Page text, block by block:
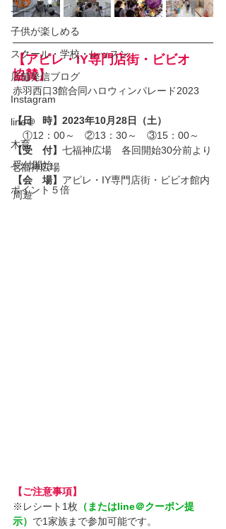
ユニクロ
子供が楽しめる
スクール・学校・レッスン
店舗発信ブログ
Instagram
line＠
木育
七福神広場
ポイント５倍
【アピレ・IY専門店街・ビビオ
協賛】
赤羽西口3館合同ハロウィンパレード2023
【日　時】2023年10月28日（土）
①12：00～　②13：30～　③15：00～
【受　付】 七福神広場　各回開始30分前より
受付開始
【会　場】 アピレ・IY専門店街・ビビオ館内
周遊
【ご注意事項】
※レシート1枚 （またはline＠クーポン提
示） で1家族まで参加可能です。